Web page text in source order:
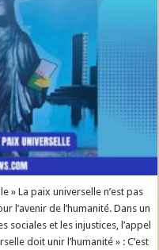
» La paix universelle n’est pas
l’avenir de l’humanité. Dans un
et les injustices, l’appel
doit unir l’humanité » : C’est